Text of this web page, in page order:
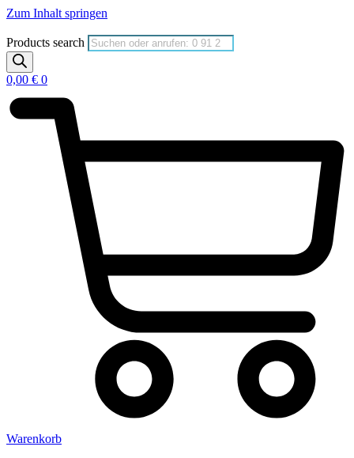
Zum Inhalt springen
Products search
0,00 € 0
Warenkorb